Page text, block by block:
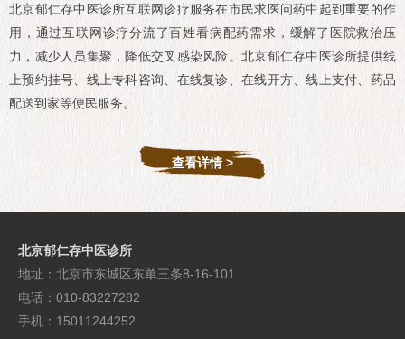
北京郁仁存中医诊所互联网诊疗服务在市民求医问药中起到重要的作
用，通过互联网诊疗分流了百姓看病配药需求，缓解了医院救治压
力，减少人员集聚，降低交叉感染风险。北京郁仁存中医诊所提供线
上预约挂号、线上专科咨询、在线复诊、在线开方、线上支付、药品
配送到家等便民服务。
查看详情 >
北京郁仁存中医诊所
地址：北京市东城区东单三条8-16-101
电话：010-83227282
手机：15011244252